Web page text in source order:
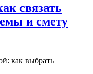
связать
и смету